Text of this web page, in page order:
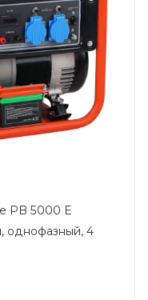
PB 5000 E
однофазный, 4